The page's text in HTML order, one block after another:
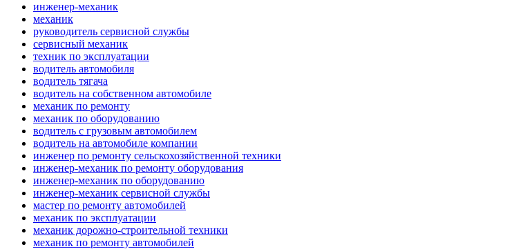
инженер-механик
механик
руководитель сервисной службы
сервисный механик
техник по эксплуатации
водитель автомобиля
водитель тягача
водитель на собственном автомобиле
механик по ремонту
механик по оборудованию
водитель с грузовым автомобилем
водитель на автомобиле компании
инженер по ремонту сельскохозяйственной техники
инженер-механик по ремонту оборудования
инженер-механик по оборудованию
инженер-механик сервисной службы
мастер по ремонту автомобилей
механик по эксплуатации
механик дорожно-строительной техники
механик по ремонту автомобилей